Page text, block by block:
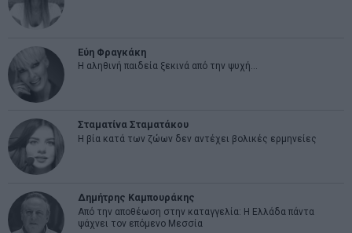
Εύη Φραγκάκη
Η αληθινή παιδεία ξεκινά από την ψυχή…
Σταματίνα Σταματάκου
Η βία κατά των ζώων δεν αντέχει βολικές ερμηνείες
Δημήτρης Καμπουράκης
Από την αποθέωση στην καταγγελία: Η Ελλάδα πάντα
ψάχνει τον επόμενο Μεσσία